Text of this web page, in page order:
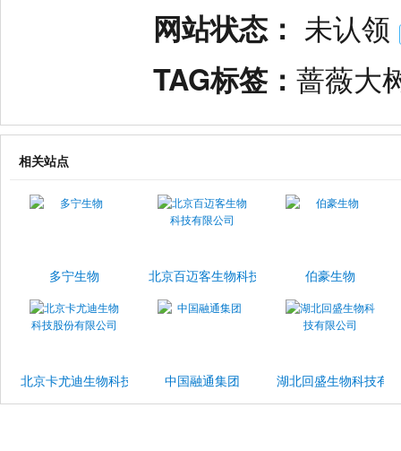
网站状态： 未认领
TAG标签： 蔷薇大
相关站点
多宁生物 北京百迈客生物科技有限公司伯豪生物
北京卡尤迪生物科技股份有限公司
中国融通集团 湖北回盛生物科技有